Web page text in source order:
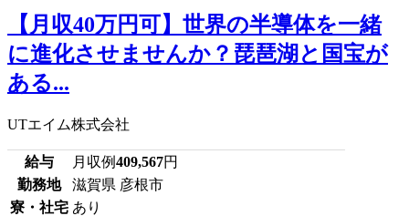
【月収40万円可】世界の半導体を一緒
に進化させませんか？琵琶湖と国宝が
ある...
UTエイム株式会社
給与 月収例409,567円
勤務地
滋賀県 彦根市
寮・社宅 あり